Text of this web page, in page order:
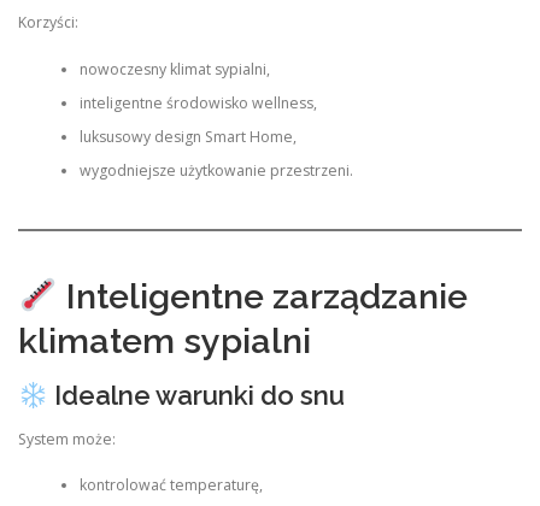
Korzyści:
nowoczesny klimat sypialni,
inteligentne środowisko wellness,
luksusowy design Smart Home,
wygodniejsze użytkowanie przestrzeni.
Inteligentne zarządzanie
klimatem sypialni
Idealne warunki do snu
System może:
kontrolować temperaturę,